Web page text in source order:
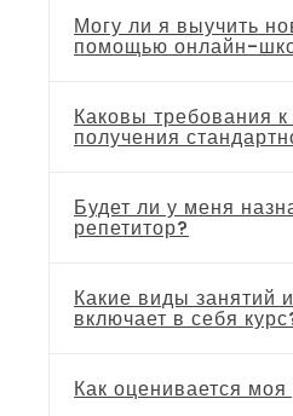
Могу ли я выучить
помощью онлайн-
Каковы требования
получения
Будет ли у меня
репетитор?
Какие виды занятий
включает в себя
Как оценивается моя